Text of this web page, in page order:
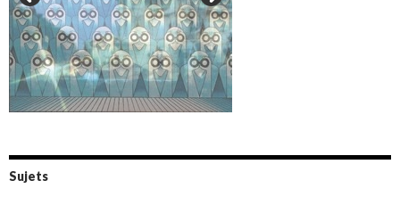
Amazônia (2021)
Oxymore (2022)
Versailles 400 (2024)
Live in Bratislava (2025)
Sujets